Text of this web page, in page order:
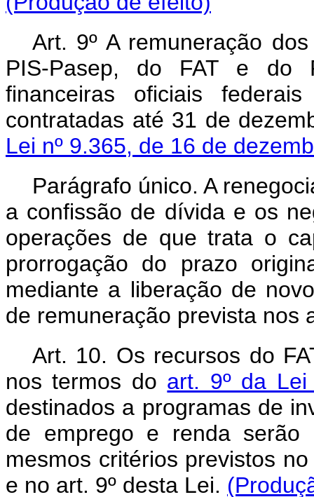
Art. 9º A remuneração
PIS-Pasep, do FAT e do
financeiras oficiais
contratadas até 31 de
Lei nº 9.365, de 16 de
Parágrafo único. A
a confissão de dívida e os
operações de que trata o
prorrogação do prazo
mediante a liberação de
de remuneração prevista nos
Art. 10. Os recursos do
nos termos do art. 9º da
destinados a programas de
de emprego e renda serão
mesmos critérios previstos
e no art. 9º desta Lei.